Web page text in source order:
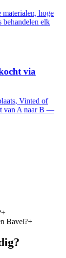
materialen, hoge
behandelen elk
via
Vinted of
van A naar B —
+
Bavel?+